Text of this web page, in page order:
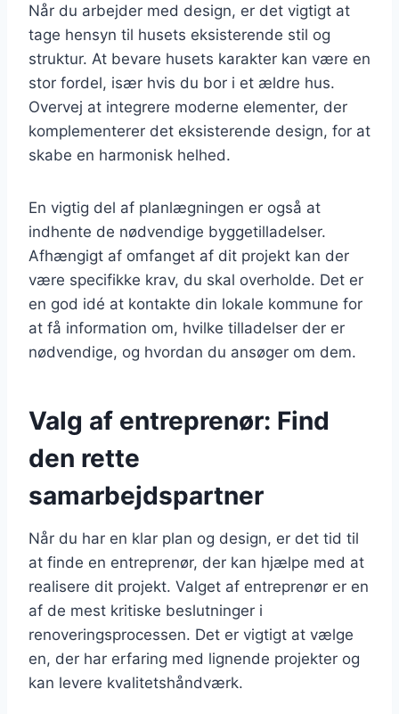
Når du arbejder med design, er det vigtigt at
tage hensyn til husets eksisterende stil og
struktur. At bevare husets karakter kan være en
stor fordel, især hvis du bor i et ældre hus.
Overvej at integrere moderne elementer, der
komplementerer det eksisterende design, for at
skabe en harmonisk helhed.
En vigtig del af planlægningen er også at
indhente de nødvendige byggetilladelser.
Afhængigt af omfanget af dit projekt kan der
være specifikke krav, du skal overholde. Det er
en god idé at kontakte din lokale kommune for
at få information om, hvilke tilladelser der er
nødvendige, og hvordan du ansøger om dem.
Valg af entreprenør: Find
den rette
samarbejdspartner
Når du har en klar plan og design, er det tid til
at finde en entreprenør, der kan hjælpe med at
realisere dit projekt. Valget af entreprenør er en
af de mest kritiske beslutninger i
renoveringsprocessen. Det er vigtigt at vælge
en, der har erfaring med lignende projekter og
kan levere kvalitetshåndværk.